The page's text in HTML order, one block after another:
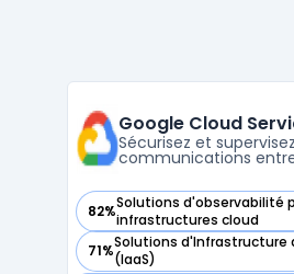
Google Cloud
Sécurisez et
communications
82%Solutions d'observabilité
infrastructures cloud
— voir Google Cloud Service
71%Solutions d'Infrastructure
(IaaS)
— voir Google Cloud Service